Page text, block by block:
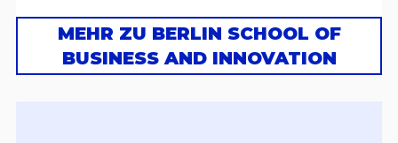
MEHR ZU BERLIN SCHOOL OF
BUSINESS AND INNOVATION